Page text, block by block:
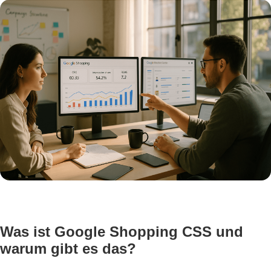
Was ist Google Shopping CSS und
warum gibt es das?